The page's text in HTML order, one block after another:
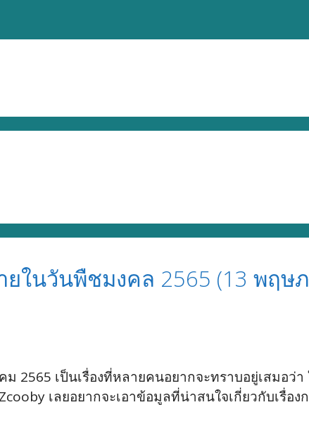
ในวันพืชมงคล 2565 (13 พฤษ
เป็นเรื่องที่หลายคนอยากจะทราบอยู่เสมอว่า
เลยอยากจะเอาข้อมูลที่น่าสนใจเกี่ยวกับเรื่อ